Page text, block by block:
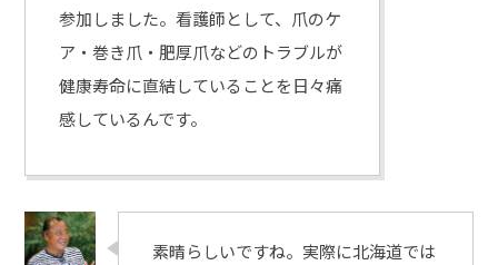
参加しました。看護師として、爪のケ
ア・巻き爪・肥厚爪などのトラブルが
健康寿命に直結していることを日々痛
感しているんです。
素晴らしいですね。実際に北海道では